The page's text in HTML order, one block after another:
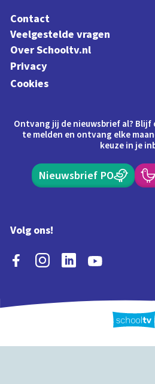
Contact
Veelgestelde vragen
Over Schooltv.nl
Privacy
Cookies
Ontvang jij de nieuwsbrief al?
te melden en ontvang elke
keuze in je
Nieuwsbrief PO
Volg ons!